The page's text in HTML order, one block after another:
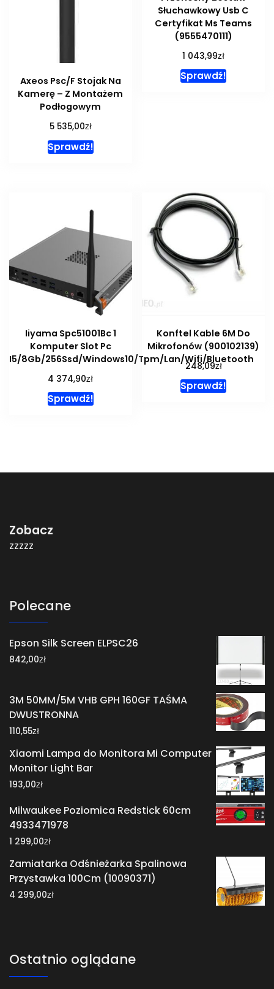
Axeos Psc/F Stojak Na
Kamerę – Z Montażem
Podłogowym
5 535,00zł
Sprawdź!
Słuchawkowy Usb C
Certyfikat Ms Teams
(9555470111)
1 043,99zł
Sprawdź!
Iiyama Spc51001Bc 1
Komputer Slot Pc
I5/8Gb/256Ssd/Windows10/Tpm/Lan/Wifi/Bluetooth
4 374,90zł
Sprawdź!
Konftel Kable 6M Do
Mikrofonów (900102139)
248,09zł
Sprawdź!
Zobacz
zzzzz
Polecane
Epson Silk Screen ELPSC26
842,00zł
3M 50MM/5M VHB GPH 160GF TAŚMA
DWUSTRONNA
110,55zł
Xiaomi Lampa do Monitora Mi Computer
Monitor Light Bar
193,00zł
Milwaukee Poziomica Redstick 60cm
4933471978
1 299,00zł
Zamiatarka Odśnieżarka Spalinowa
Przystawka 100Cm (10090371)
4 299,00zł
Ostatnio oglądane